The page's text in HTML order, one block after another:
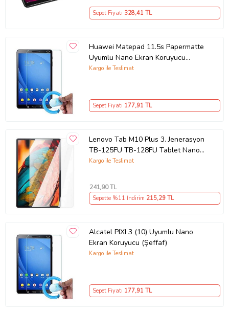
Sepet Fiyatı 328,41 TL
Huawei Matepad 11.5s Papermatte
Uyumlu Nano Ekran Koruyucu
(Şeffaf)
Kargo ile Teslimat
Sepet Fiyatı 177,91 TL
Lenovo Tab M10 Plus 3. Jenerasyon
TB-125FU TB-128FU Tablet Nano
Ekran Koruyucu (Renksiz)
Kargo ile Teslimat
241,90 TL
Sepette %11 İndirim 215,29 TL
Alcatel PIXI 3 (10) Uyumlu Nano
Ekran Koruyucu (Şeffaf)
Kargo ile Teslimat
Sepet Fiyatı 177,91 TL